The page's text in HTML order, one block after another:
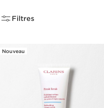
Filtres
Nouveau